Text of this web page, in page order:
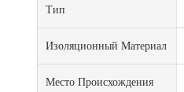
Тип
Изоляционный Материал
Место Происхождения